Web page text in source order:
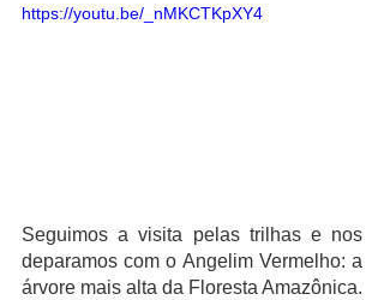
https://youtu.be/_nMKCTKpXY4
Seguimos a visita pelas trilhas e nos
deparamos com o Angelim Vermelho: a
árvore mais alta da Floresta Amazônica.